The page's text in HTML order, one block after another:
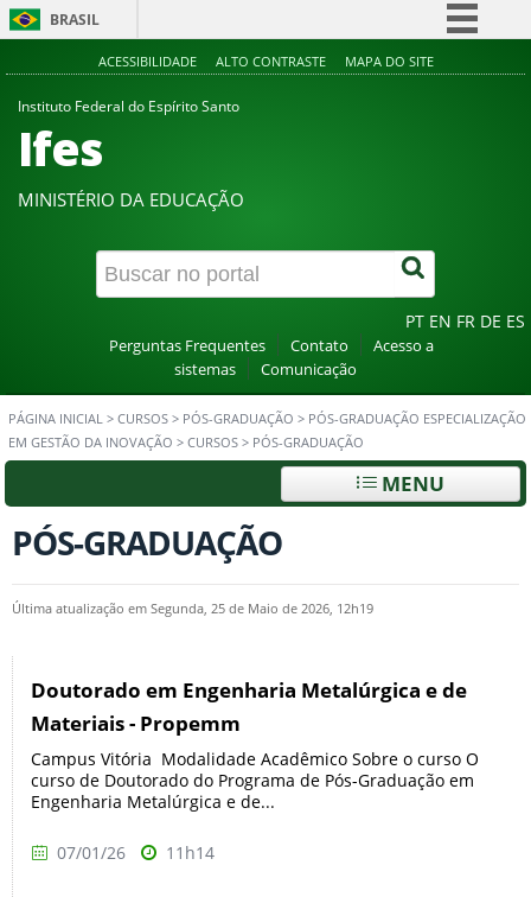
BRASIL
Simplifique!
Canais
ACESSIBILIDADE ALTO CONTRASTE MAPA DO SITE
Instituto Federal do Espírito Santo
Ifes
MINISTÉRIO DA EDUCAÇÃO
PT EN FR DE ES
Perguntas Frequentes Contato
Acesso a
sistemas
Comunicação
PÁGINA INICIAL > CURSOS > PÓS-GRADUAÇÃO > PÓS-GRADUAÇÃO ESPECIALIZAÇÃO
EM GESTÃO DA INOVAÇÃO > CURSOS > PÓS-GRADUAÇÃO
MENU
PÓS-GRADUAÇÃO
Última atualização em Segunda, 25 de Maio de 2026, 12h19
Doutorado em Engenharia Metalúrgica e de
Materiais - Propemm
Campus Vitória Modalidade Acadêmico Sobre o curso O
curso de Doutorado do Programa de Pós-Graduação em
Engenharia Metalúrgica e de...
07/01/26 11h14